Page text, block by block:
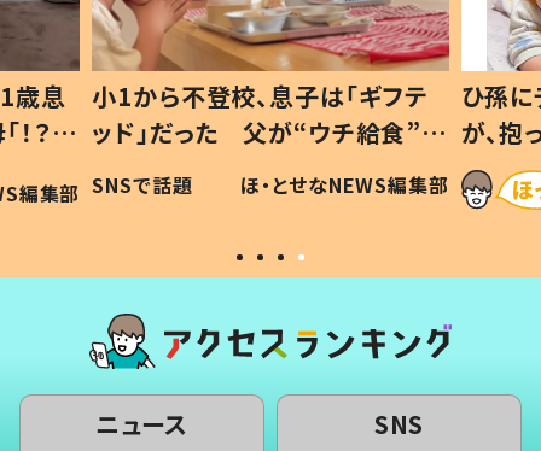
歳息
？」
編集部
小1から不登校、息子は「ギフテ
ッド」だった 父が“ウチ給食”を
作り続ける理由とは #令和の親
#令和の子
SNSで話題 ほ・とせなNEWS編集部
ひ孫
が、
「涙が
い」
ニュース SNS